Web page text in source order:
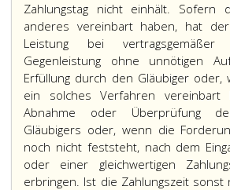
Zahlungstag nicht einhält. Sofern
anderes vereinbart haben, hat
Leistung bei vertragsgemäßer
Gegenleistung ohne unnötigen
Erfüllung durch den Gläubiger oder,
ein solches Verfahren vereinbart
Abnahme oder Überprüfung
Gläubigers oder, wenn die
noch nicht feststeht, nach dem
oder einer gleichwertigen
erbringen. Ist die Zahlungszeit sonst